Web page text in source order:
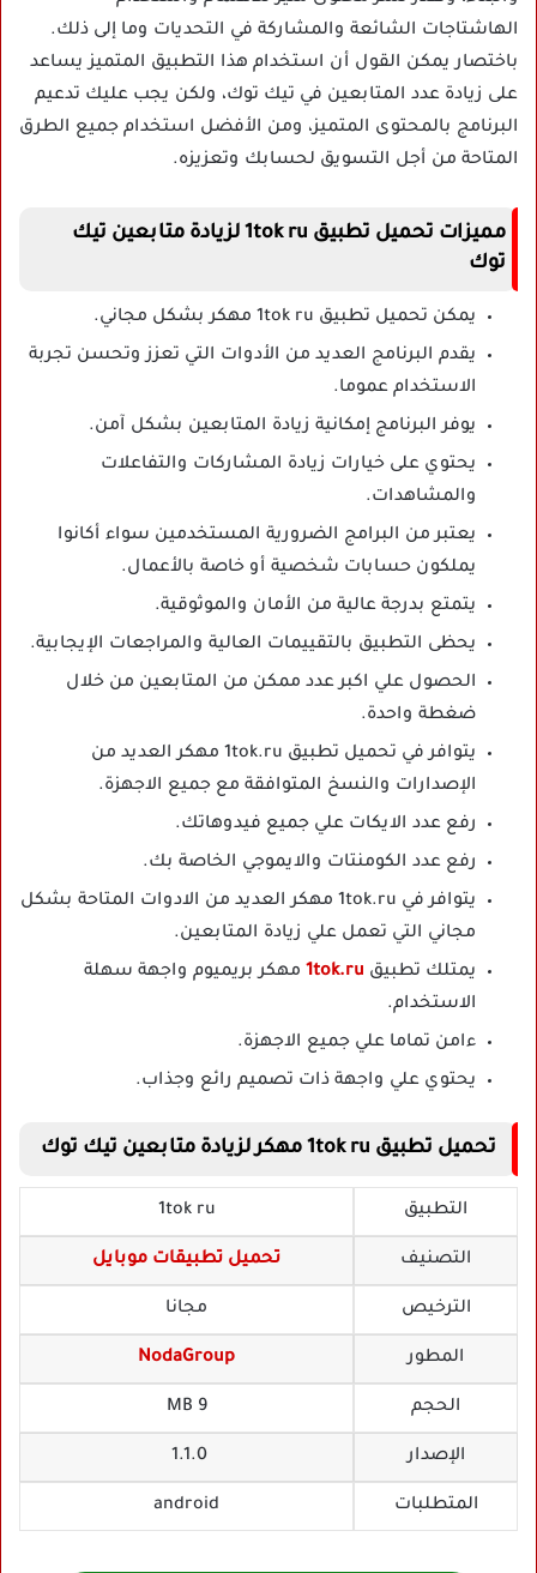
الهاشتاجات الشائعة والمشاركة في التحديات وما إلى ذلك.
باختصار يمكن القول أن استخدام هذا التطبيق المتميز يساعد
على زيادة عدد المتابعين في تيك توك، ولكن يجب عليك تدعيم
البرنامج بالمحتوى المتميز، ومن الأفضل استخدام جميع الطرق
المتاحة من أجل التسويق لحسابك وتعزيزه.
مميزات تحميل تطبيق 1tok ru لزيادة متابعين تيك
توك
يمكن تحميل تطبيق 1tok ru مهكر بشكل مجاني.
يقدم البرنامج العديد من الأدوات التي تعزز وتحسن تجربة
الاستخدام عموما.
يوفر البرنامج إمكانية زيادة المتابعين بشكل آمن.
يحتوي على خيارات زيادة المشاركات والتفاعلات
والمشاهدات.
يعتبر من البرامج الضرورية المستخدمين سواء أكانوا
يملكون حسابات شخصية أو خاصة بالأعمال.
يتمتع بدرجة عالية من الأمان والموثوقية.
يحظى التطبيق بالتقييمات العالية والمراجعات الإيجابية.
الحصول علي اكبر عدد ممكن من المتابعين من خلال
ضغطة واحدة.
يتوافر في تحميل تطبيق 1tok.ru مهكر العديد من
الإصدارات والنسخ المتوافقة مع جميع الاجهزة.
رفع عدد الايكات علي جميع فيدوهاتك.
رفع عدد الكومنتات والايموجي الخاصة بك.
يتوافر في 1tok.ru مهكر العديد من الادوات المتاحة بشكل
مجاني التي تعمل علي زيادة المتابعين.
يمتلك تطبيق 1tok.ru مهكر بريميوم واجهة سهلة
الاستخدام.
ءامن تماما علي جميع الاجهزة.
يحتوي علي واجهة ذات تصميم رائع وجذاب.
تحميل تطبيق 1tok ru مهكر لزيادة متابعين تيك توك
التطبيق 1tok ru
التصنيف تحميل تطبيقات موبايل
الترخيص مجانا
المطور NodaGroup
الحجم 9 MB
الإصدار 1.1.0
المتطلبات android